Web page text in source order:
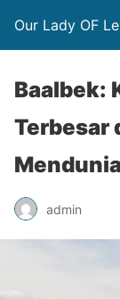
Our Lady OF
Baalbek:
Terbesar
admin